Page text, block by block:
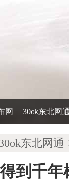
网 30ok东北网
30ok东北网通
到千